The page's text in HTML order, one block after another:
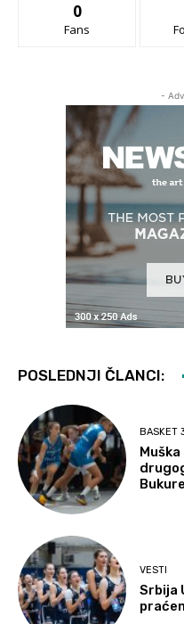
0
Fans
-
POSLEDNJI ČLANCI:
BASKET
VESTI
Srbija